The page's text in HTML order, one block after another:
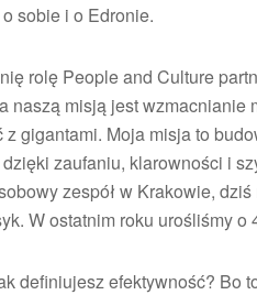
sobie i o Edronie.
rolę People and Culture
naszą misją jest wzmacnianie
z gigantami. Moja misja to
zaufaniu, klarowności i
zespół w Krakowie,
W ostatnim roku urośliśmy o
definiujesz efektywność? Bo